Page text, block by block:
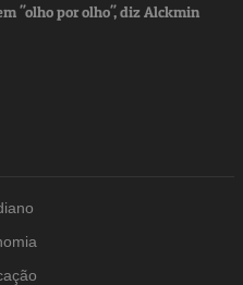
"olho por olho", diz Alckmin